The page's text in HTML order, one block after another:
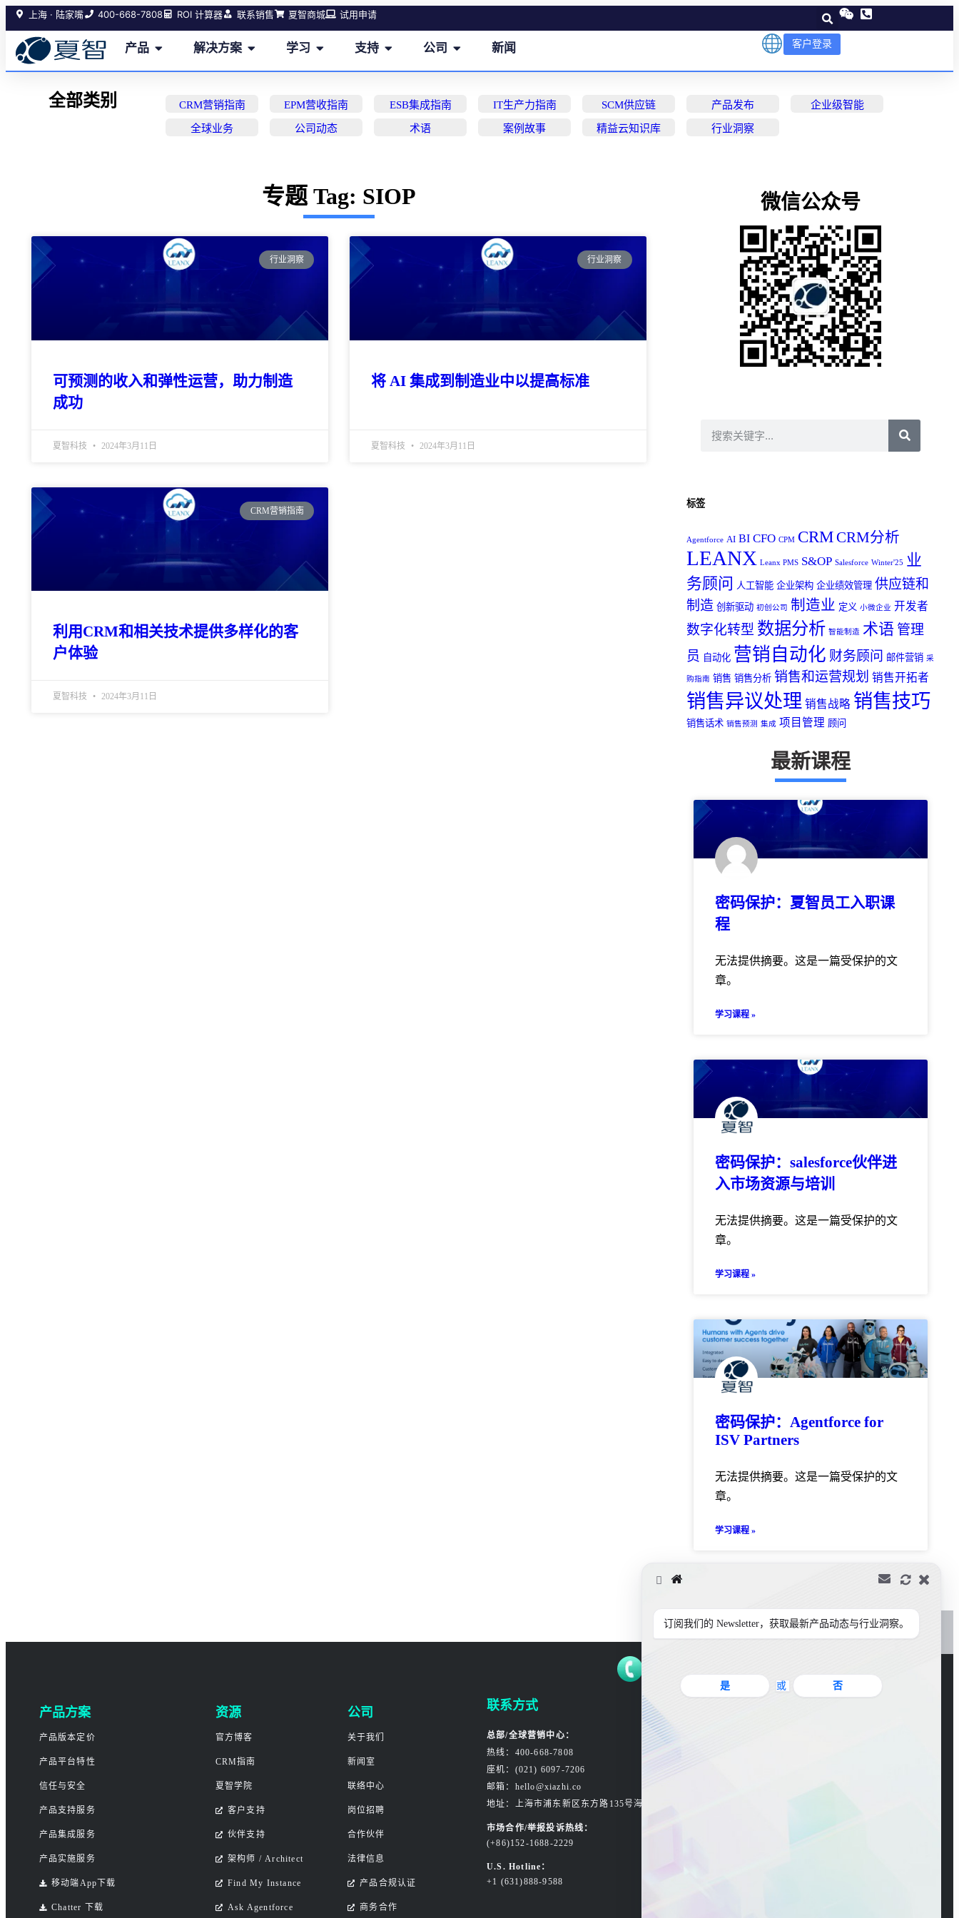
上海 · 陆家嘴 400-668-7808 ROI 计算器 联系销售 夏智商城 试用申请
产品 解决方案 学习 支持 公司 新闻 客户登录
全部类别 CRM营销指南 EPM营收指南 ESB集成指南 IT生产力指南 SCM供应链 产品发布 企业级智能
全球业务 公司动态 术语 案例故事 精益云知识库 行业洞察
专题 Tag: SIOP
行业洞察
可预测的收入和弹性运营，助力制造
成功
夏智科技 2024年3月11日
行业洞察
将 AI 集成到制造业中以提高标准
夏智科技 2024年3月11日
CRM营销指南
利用CRM和相关技术提供多样化的客
户体验
夏智科技 2024年3月11日
微信公众号
标签
Agentforce AI BI CFO CPM CRMCRM分析
LEANX Leanx PMS S&OP Salesforce Winter'25
业
务顾问 人工智能 企业架构 企业绩效管理 供应链和
制造 创新驱动 初创公司 制造业 定义 小微企业 开发者
数字化转型 数据分析 智能制造 术语 管理
员 自动化 营销自动化 财务顾问 邮件营销 采
购指南 销售 销售分析 销售和运营规划 销售开拓者
销售异议处理 销售战略 销售技巧
销售话术 销售预测 集成 项目管理 顾问
最新课程
密码保护：夏智员工入职课
程
无法提供摘要。这是一篇受保护的文
章。
学习课程 »
密码保护：salesforce伙伴进
入市场资源与培训
无法提供摘要。这是一篇受保护的文
章。
学习课程 »
密码保护：Agentforce for
ISV Partners
无法提供摘要。这是一篇受保护的文
章。
学习课程 »
产品方案
产品版本定价
产品平台特性
信任与安全
产品支持服务
产品集成服务
产品实施服务
移动端App下载
Chatter 下载
资源
官方博客
CRM指南
夏智学院
客户支持
伙伴支持
架构师 / Architect
Find My Instance
Ask Agentforce
公司
关于我们
新闻室
联络中心
岗位招聘
合作伙伴
法律信息
产品合规认证
商务合作
联系方式
总部/全球营销中心：
热线：400-668-7808
座机：(021) 6097-7206
邮箱：hello@xiazhi.co
地址：上海市浦东新区东方路135号海东大楼3楼
市场合作/举报投诉热线：
(+86)152-1688-2229
U.S. Hotline：
+1 (631)888-9588
订阅我们的 Newsletter，获取最新产品动态与行业洞察。
是 或 否